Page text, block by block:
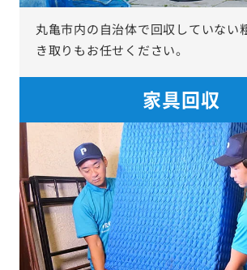
丸亀市内の自治体で回収していない
き取りもお任せください。
家具回収